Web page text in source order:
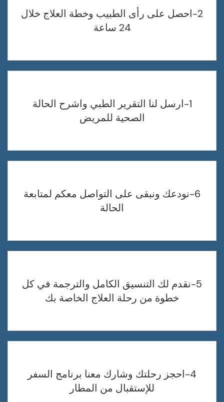
2-احصل على رأى الطبيب وخطة العلاج خلال
24 ساعة
1-ارسل لنا التقرير الطبي واشرح الحالة
الصحية للمريض
6-نودعك ونبقى على التواصل معكم لمتابعة
الحالة
5-نقدم لك التنسيق الكامل والترجمة في كل
خطوة من رحلة العلاج الخاصة بك
4-احجز رحلتك وشارك معنا برنامج السفر
للإستقبال من المطار